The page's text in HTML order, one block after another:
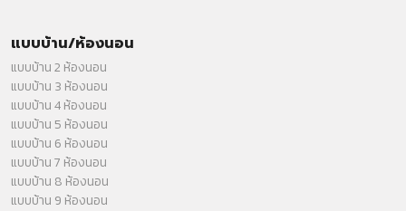
แบบบ้าน/ห้องนอน
แบบบ้าน 2 ห้องนอน
แบบบ้าน 3 ห้องนอน
แบบบ้าน 4 ห้องนอน
แบบบ้าน 5 ห้องนอน
แบบบ้าน 6 ห้องนอน
แบบบ้าน 7 ห้องนอน
แบบบ้าน 8 ห้องนอน
แบบบ้าน 9 ห้องนอน